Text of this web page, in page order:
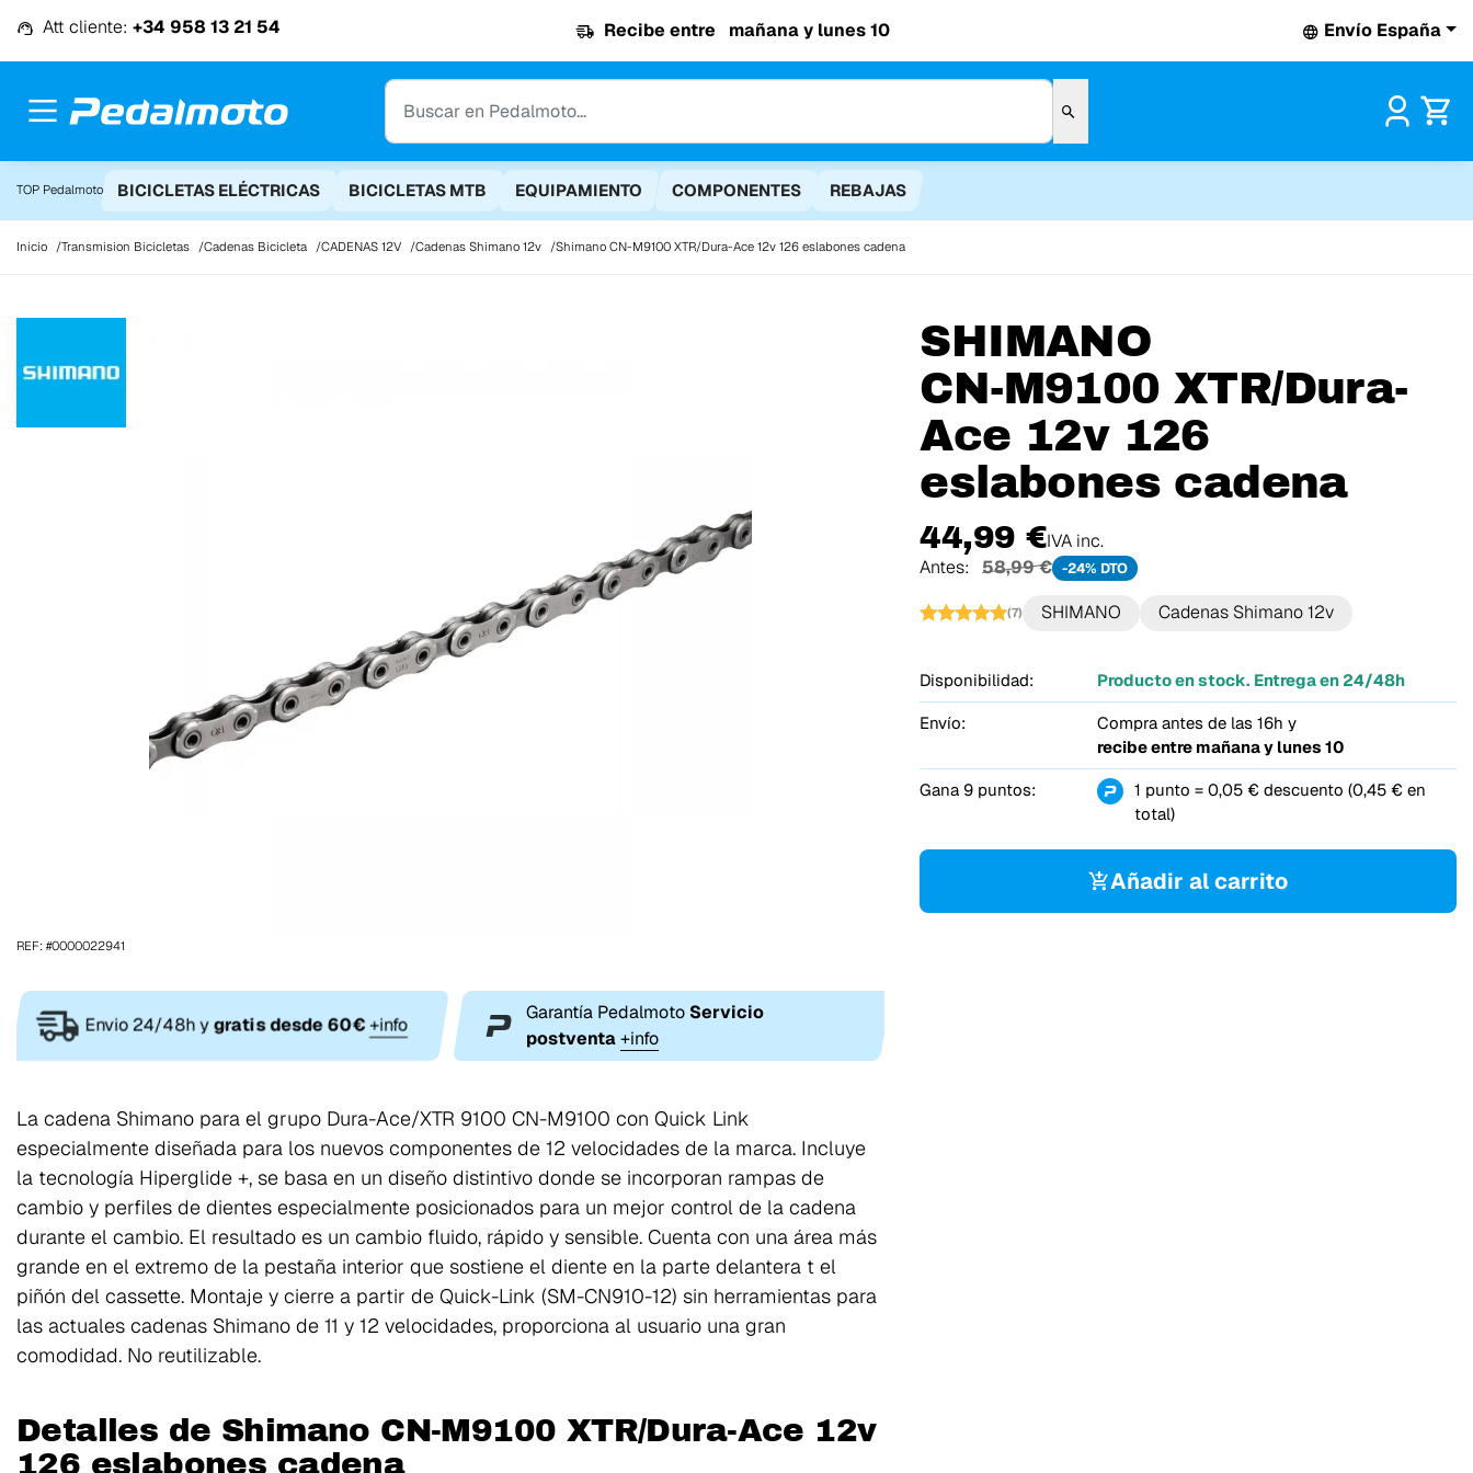
Att cliente: +34 958 13 21 54 Recibe entre mañana y lunes 10 Envío España
TOP Pedalmoto BICICLETAS ELÉCTRICAS BICICLETAS MTB EQUIPAMIENTO COMPONENTES REBAJAS
Inicio Transmision Bicicletas Cadenas Bicicleta CADENAS 12V Cadenas Shimano 12v Shimano CN-M9100 XTR/Dura-Ace 12v 126 eslabones cadena
SHIMANO
CN-M9100 XTR/Dura-
Ace 12v 126
eslabones cadena
44,99 €IVA inc.
Antes:
58,99 € -24% DTO
(7) SHIMANO Cadenas Shimano 12v
Disponibilidad: Producto en stock. Entrega en 24/48h
Envío:
Compra antes de las 16h y
recibe entre mañana y lunes 10
Gana 9 puntos:
1 punto = 0,05 € descuento (0,45 € en
total)
Añadir al carrito
REF: #0000022941
Envio 24/48h ygratis desde 60€ +info
Garantía Pedalmoto Servicio
postventa +info
La cadena Shimano para el grupo Dura-Ace/XTR 9100 CN-M9100 con Quick Link
especialmente diseñada para los nuevos componentes de 12 velocidades de la marca. Incluye
la tecnología Hiperglide +, se basa en un diseño distintivo donde se incorporan rampas de
cambio y perfiles de dientes especialmente posicionados para un mejor control de la cadena
durante el cambio. El resultado es un cambio fluido, rápido y sensible. Cuenta con una área más
grande en el extremo de la pestaña interior que sostiene el diente en la parte delantera t el
piñón del cassette. Montaje y cierre a partir de Quick-Link (SM-CN910-12) sin herramientas para
las actuales cadenas Shimano de 11 y 12 velocidades, proporciona al usuario una gran
comodidad. No reutilizable.
Detalles de Shimano CN-M9100 XTR/Dura-Ace 12v
126 eslabones cadena